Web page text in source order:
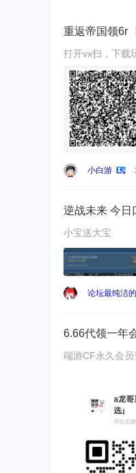
重返帝国领6r
小白游
逆战未来 今日
小宝送大宝
论坛最纯洁
6.66代领一年